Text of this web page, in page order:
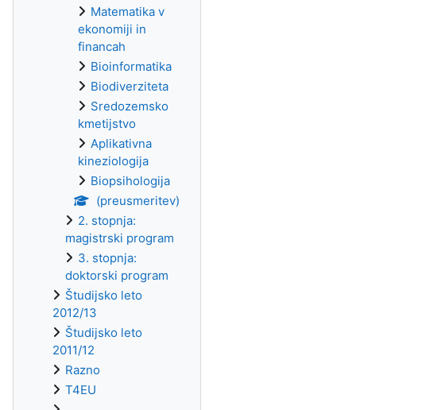
Matematika v
ekonomiji in
financah
Bioinformatika
Biodiverziteta
Sredozemsko
kmetijstvo
Aplikativna
kineziologija
Biopsihologija
(preusmeritev)
2. stopnja:
magistrski program
3. stopnja:
doktorski program
Študijsko leto
2012/13
Študijsko leto
2011/12
Razno
T4EU